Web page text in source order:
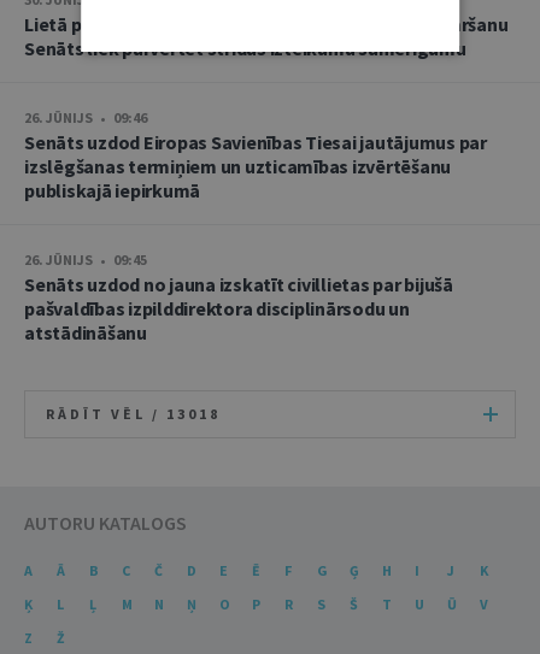
Lietā par namu pārvaldnieces goda un cieņas aizskaršanu
Senāts liek pārvērtēt strīdus izteikumu samērīgumu
26. JŪNIJS • 09:46
Senāts uzdod Eiropas Savienības Tiesai jautājumus par
izslēgšanas termiņiem un uzticamības izvērtēšanu
publiskajā iepirkumā
26. JŪNIJS • 09:45
Senāts uzdod no jauna izskatīt civillietas par bijušā
pašvaldības izpilddirektora disciplinārsodu un
atstādināšanu
RĀDĪT VĒL / 13018
AUTORU KATALOGS
A Ā B C Č D E Ē F G Ģ H I J
K
Ķ
L Ļ M N Ņ O P R S Š T U Ū
V
Z
Ž